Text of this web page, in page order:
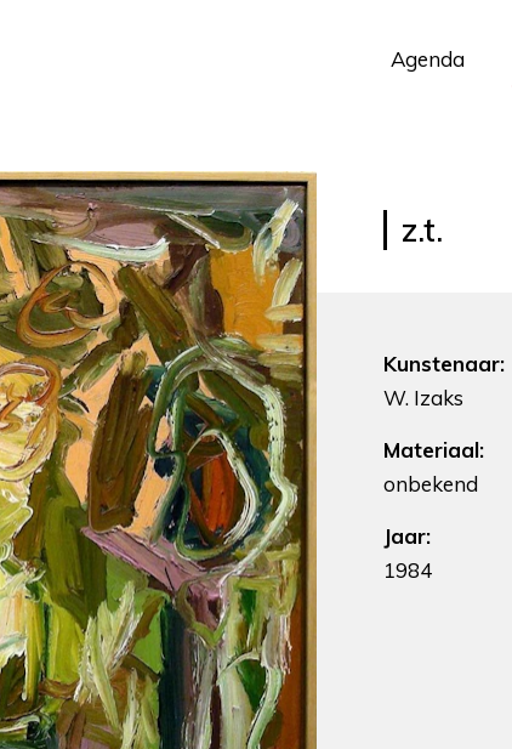
Agenda
z.t.
Kunstenaar:
W. Izaks
Materiaal:
onbekend
Jaar:
1984